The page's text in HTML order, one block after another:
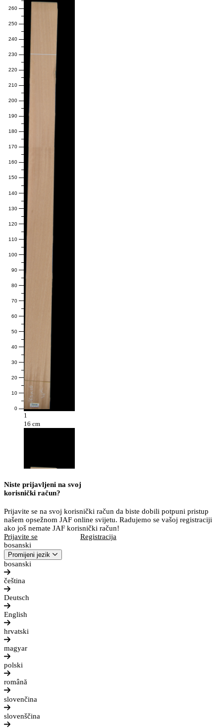
0
10
20
30
40
50
60
70
80
90
100
110
120
130
140
150
160
170
180
190
200
210
220
230
240
250
260
1
16 cm
Niste prijavljeni na svoj
korisnički račun?
Prijavite se na svoj korisnički račun da biste dobili potpuni pristup
našem opsežnom JAF online svijetu. Radujemo se vašoj registraciji
ako još nemate JAF korisnički račun!
Prijavite se
Registracija
bosanski
Promijeni jezik
bosanski
čeština
Deutsch
English
hrvatski
magyar
polski
română
slovenčina
slovenščina